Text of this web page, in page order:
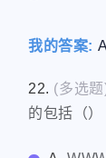
我的答案:
22. (多选
的包括（）